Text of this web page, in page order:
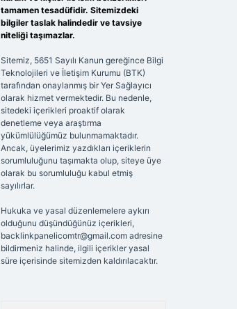
tamamen tesadüfidir. Sitemizdeki
bilgiler taslak halindedir ve tavsiye
niteliği taşımazlar.
Sitemiz, 5651 Sayılı Kanun gereğince Bilgi
Teknolojileri ve İletişim Kurumu (BTK)
tarafından onaylanmış bir Yer Sağlayıcı
olarak hizmet vermektedir. Bu nedenle,
sitedeki içerikleri proaktif olarak
denetleme veya araştırma
yükümlülüğümüz bulunmamaktadır.
Ancak, üyelerimiz yazdıkları içeriklerin
sorumluluğunu taşımakta olup, siteye üye
olarak bu sorumluluğu kabul etmiş
sayılırlar.
Hukuka ve yasal düzenlemelere aykırı
olduğunu düşündüğünüz içerikleri,
backlinkpanelicomtr@gmail.comadresine
bildirmeniz halinde, ilgili içerikler yasal
süre içerisinde sitemizden kaldırılacaktır.